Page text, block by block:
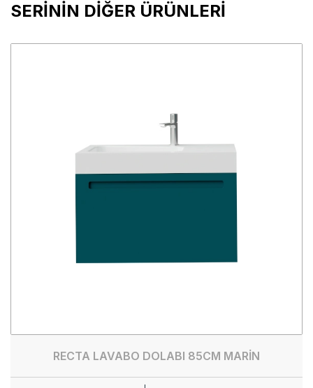
SERİNİN DİĞER ÜRÜNLERİ
RECTA LAVABO DOLABI 85CM MARİN